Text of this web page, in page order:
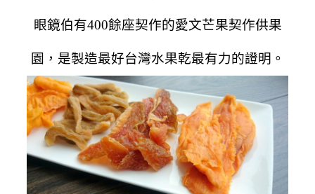
眼鏡伯有400餘座契作的愛文芒果契作供果
園，是製造最好台灣水果乾最有力的證明。